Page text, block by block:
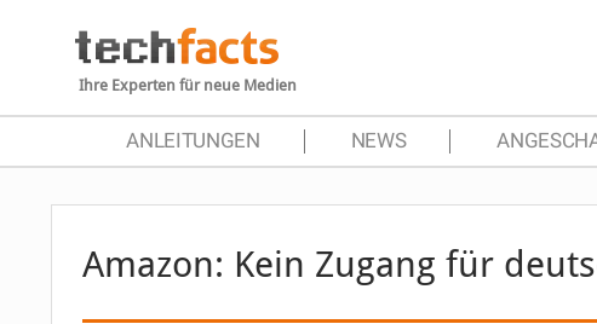
Ihre Experten für neue Medien
ANLEITUNGEN NEWS
Amazon: Kein Zugang für